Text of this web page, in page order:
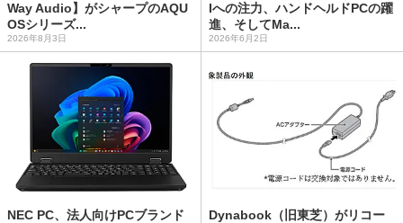
Way Audio】がシャープのAQU
OSシリーズ...
2026年8月3日
Iへの注力、ハンドヘルドPCの躍
進、そしてMa...
2026年6月2日
NEC PC、法人向けPCブランド
Dynabook（旧東芝）がリコー